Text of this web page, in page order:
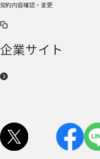
契約内容確認・変更
企業サイト